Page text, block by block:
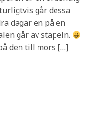
går dessa
dagar en på en
går av stapeln.
den till mors […]